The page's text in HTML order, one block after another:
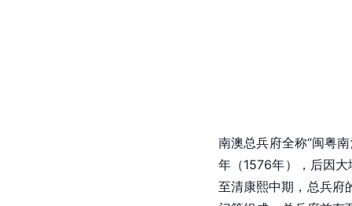
里他梦见关羽，得蒙指
与妹妹将金银财宝分装